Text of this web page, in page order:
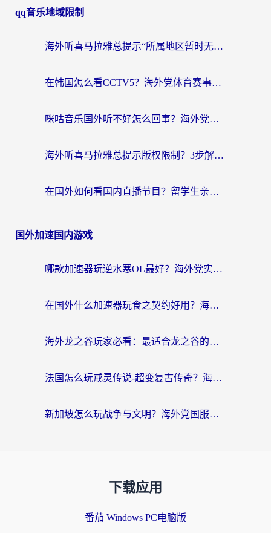
qq音乐地域限制
海外听喜马拉雅总提示“所属地区暂时无版权”？这个限制解除方法亲测有效！
在韩国怎么看CCTV5？海外党体育赛事+中文解说观看终极指南
咪咕音乐国外听不好怎么回事？海外党听歌自由的终极解决方案来了
海外听喜马拉雅总提示版权限制？3步解决+2个音乐平台问题全攻略
在国外如何看国内直播节目？留学生亲测有效的追剧加速指南
国外加速国内游戏
哪款加速器玩逆水寒OL最好？海外党实测后的终极选择指南
在国外什么加速器玩食之契约好用？海外党亲测有效的国服游戏加速指南
海外龙之谷玩家必看：最适合龙之谷的加速器，解决延迟卡顿还能畅玩幻书启示录和梦幻西游？
法国怎么玩戒灵传说-超变复古传奇？海外玩家国服游戏加速终极指南
新加坡怎么玩战争与文明？海外党国服游戏加速器终极避坑指南
下载应用
番茄 Windows PC电脑版